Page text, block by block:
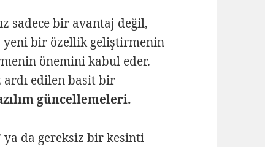
sadece bir avantaj değil,
yeni bir özellik geliştirmenin
önemini kabul eder.
ardı edilen basit bir
güncellemeleri.
ya da gereksiz bir kesinti